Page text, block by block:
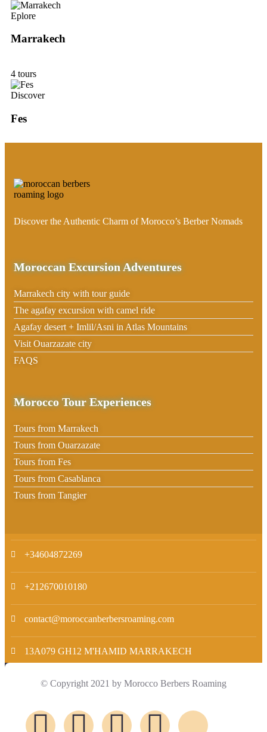
Eplore
Marrakech
4 tours
Discover
Fes
Discover the Authentic Charm of Morocco’s Berber Nomads
Moroccan Excursion Adventures
Marrakech city with tour guide
The agafay excursion with camel ride
Agafay desert + Imlil/Asni in Atlas Mountains
Visit Ouarzazate city
FAQS
Morocco Tour Experiences
Tours from Marrakech
Tours from Ouarzazate
Tours from Fes
Tours from Casablanca
Tours from Tangier
+34604872269
+212670010180
contact@moroccanberbersroaming.com
13A079 GH12 M'HAMID MARRAKECH
© Copyright 2021 by Morocco Berbers Roaming